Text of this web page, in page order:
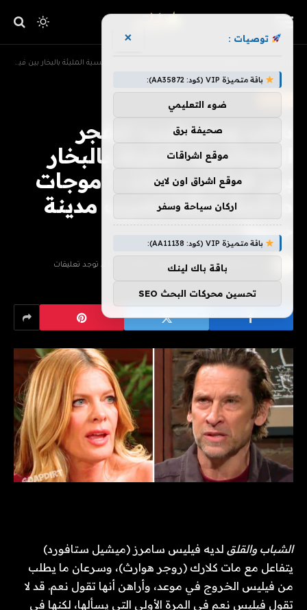
شاب ومضطرب: تنفجر الرومانسية المليئة بالبخار بين فيليس ومات – موجات صادمة هائلة تضرب مدينة جنوة!
شاب ومضطرب: تنفجر
الرومانسية المليئة بالبخار
بين فيليس ومات – موجات
صادمة هائلة تضرب مدينة
جنوة!
فريق هزليات يونيو 23, 2026 لا توجد تعليقات
6 دقائق
الشباب والقلق لديه فيليس سامرز (ميشيل ستافورد)
يتفاعل مع مات كلارك (روجر هوارث)، وسرعان ما يطلب
من فيليس الخروج في موعد، وأراهن أنها تقول نعم. قد لا
تقول فيليس نعم في المرة الأولى التي يسألها، لكنها في
توصيات : ×
باقة متميزة VIP (كود: AA35872):
ضوء التعليمي
صحيفة برق
موقع اشراقات
موقع اشراق اون لاين
اركان سياحة وسفر
باقة متميزة VIP (كود: AA11138):
باقة باك لينك
تحسين محركات البحث SEO